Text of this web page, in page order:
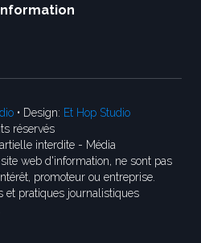
• Design: Et Hop Studio
réservés
interdite - Média
web d'information, ne sont pas
promoteur ou entreprise.
et pratiques journalistiques